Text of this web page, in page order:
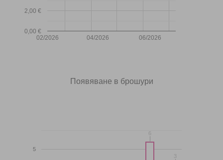
02/2026 04/2026 06/2026
0,00 €
2,00 €
Появяване в брошури
5
66
33